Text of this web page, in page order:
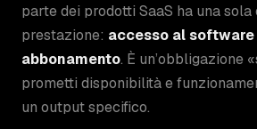
parte dei prodotti SaaS ha una
prestazione: accesso al
abbonamento. È un’obbligazione
prometti disponibilità e
un output specifico.